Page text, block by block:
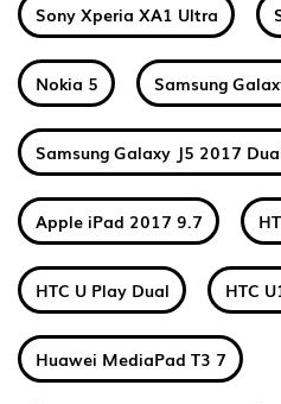
Sony Xperia XA1 Ultra
Nokia 5 Samsung
Samsung Galaxy J5 2017
Apple iPad 2017 9.7
HTC U Play Dual HTC
Huawei MediaPad T3 7